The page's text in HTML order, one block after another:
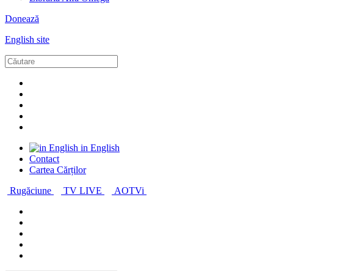
Donează
English site
in English
Contact
Cartea Cărților
Rugăciune
TV LIVE AOTVi